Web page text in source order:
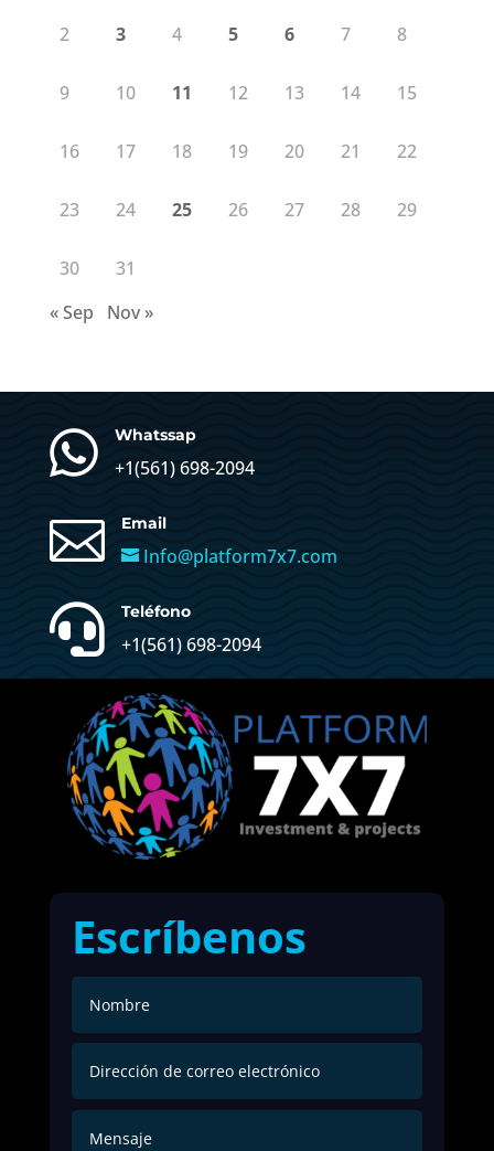
2 3 4 5 6 7 8
9 10 11 12 13 14 15
16 17 18 19 20 21 22
23 24 25 26 27 28 29
30
31
« Sep
Nov »
 Whatssap
+1(561) 698-2094
 Email
Info@platform7x7.com
 Teléfono
+1(561) 698-2094
Escríbenos